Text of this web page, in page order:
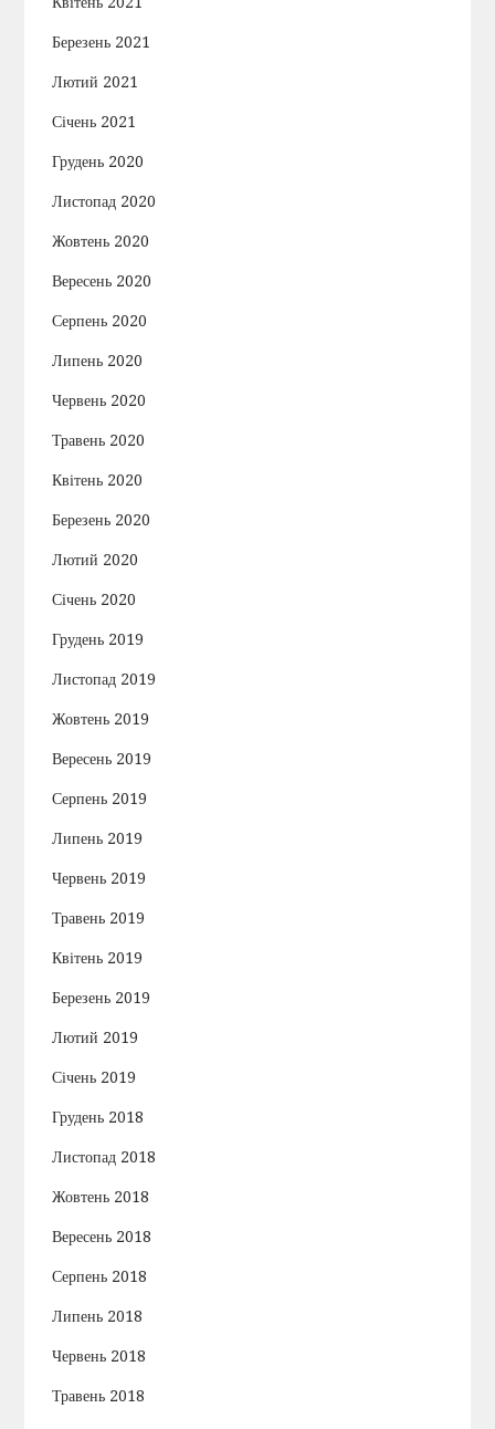
Березень 2021
Лютий 2021
Січень 2021
Грудень 2020
Листопад 2020
Жовтень 2020
Вересень 2020
Серпень 2020
Липень 2020
Червень 2020
Травень 2020
Квітень 2020
Березень 2020
Лютий 2020
Січень 2020
Грудень 2019
Листопад 2019
Жовтень 2019
Вересень 2019
Серпень 2019
Липень 2019
Червень 2019
Травень 2019
Квітень 2019
Березень 2019
Лютий 2019
Січень 2019
Грудень 2018
Листопад 2018
Жовтень 2018
Вересень 2018
Серпень 2018
Липень 2018
Червень 2018
Травень 2018